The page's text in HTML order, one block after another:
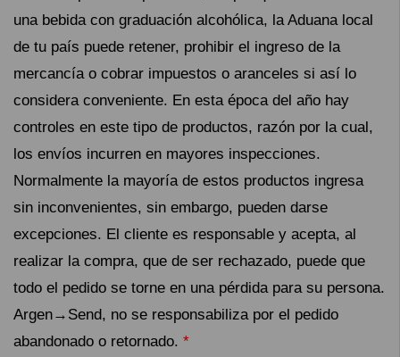
una bebida con graduación alcohólica, la Aduana local
de tu país puede retener, prohibir el ingreso de la
mercancía o cobrar impuestos o aranceles si así lo
considera conveniente. En esta época del año hay
controles en este tipo de productos, razón por la cual,
los envíos incurren en mayores inspecciones.
Normalmente la mayoría de estos productos ingresa
sin inconvenientes, sin embargo, pueden darse
excepciones. El cliente es responsable y acepta, al
realizar la compra, que de ser rechazado, puede que
todo el pedido se torne en una pérdida para su persona.
Argen→Send, no se responsabiliza por el pedido
abandonado o retornado. *